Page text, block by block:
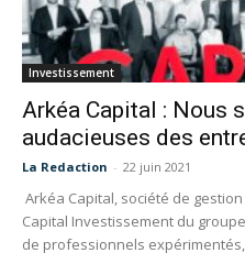
Investissement
Arkéa Capital : Nous
audacieuses des
La Redaction - 22 juin 2021
Arkéa Capital, société de
Capital Investissement du
de professionnels